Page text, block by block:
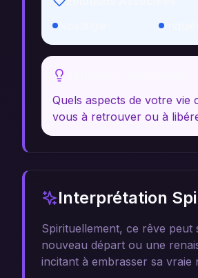
Quels aspects de votre vie
vous à retrouver ou à
Interprétation
Spirituellement, ce rêve peut
nouveau départ ou une
incitant à embrasser sa vraie